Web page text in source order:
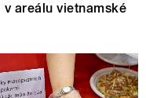
areálu vietnamské